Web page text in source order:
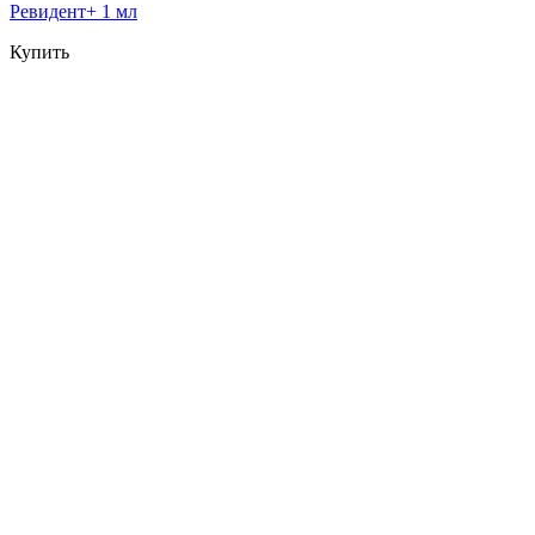
Ревидент+ 1 мл
Купить